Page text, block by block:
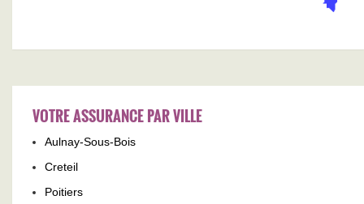
VOTRE ASSURANCE PAR VILLE
Aulnay-Sous-Bois
Creteil
Poitiers